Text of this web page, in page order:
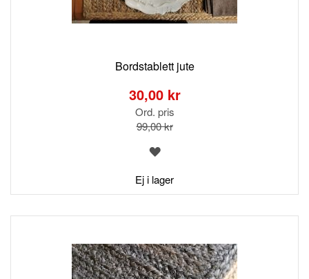
Bordstablett jute
30,00 kr
Ord. pris
99,00 kr
Ej i lager
LÄGG
I
ÖNSKELISTA